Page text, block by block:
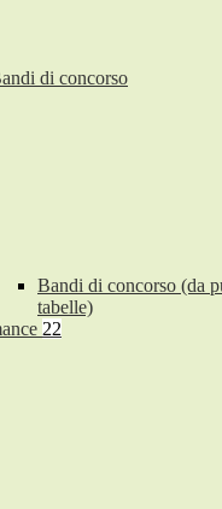
di concorso
Bandi di concorso (da
tabelle)
22